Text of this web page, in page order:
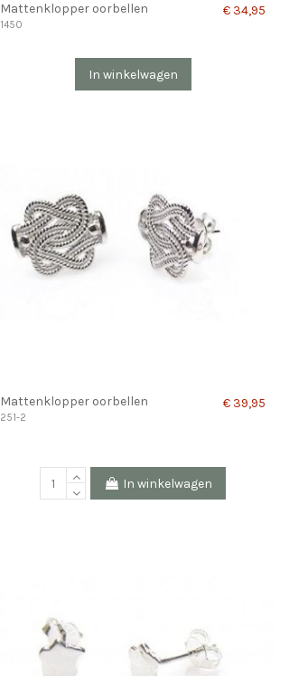
Mattenklopper oorbellen
1450
€ 34,95
In winkelwagen
Mattenklopper oorbellen
251-2
€ 39,95
In winkelwagen